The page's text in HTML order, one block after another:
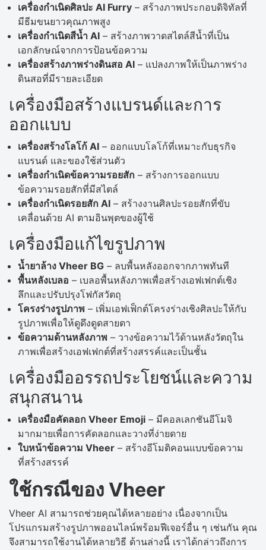
เครื่องกำเนิดศิลปะ AI Furry – สร้างภาพประกอบดิจิทัลที่
มีธีมขนยาวคุณภาพสูง
เครื่องกำเนิดสีน้ำ AI – สร้างภาพวาดสไตล์สีน้ำที่เป็น
เอกลักษณ์จากการป้อนข้อความ
เครื่องสร้างภาพร่างดินสอ AI – แปลงภาพให้เป็นภาพร่าง
ดินสอที่มีรายละเอียด
เครื่องมือสร้างแบรนด์และการ
ออกแบบ
เครื่องสร้างโลโก้ AI – ออกแบบโลโก้ที่เหมาะกับธุรกิจ
แบรนด์ และของใช้ส่วนตัว
เครื่องกำเนิดข้อความรอยสัก – สร้างการออกแบบ
ข้อความรอยสักที่มีสไตล์
เครื่องกำเนิดรอยสัก AI – สร้างงานศิลปะรอยสักที่ขับ
เคลื่อนด้วย AI ตามอินพุตของผู้ใช้
เครื่องมือแก้ไขรูปภาพ
น้ำยาล้าง Vheer BG – ลบพื้นหลังออกจากภาพทันที
พื้นหลังเบลอ – เบลอพื้นหลังภาพเพื่อสร้างเอฟเฟกต์เชิง
ลึกและปรับปรุงโฟกัสวัตถุ
โครงร่างรูปภาพ – เพิ่มเอฟเฟ็กต์โครงร่างเชิงศิลปะให้กับ
รูปภาพเพื่อให้ดูดึงดูดสายตา
ข้อความด้านหลังภาพ – วางข้อความไว้ด้านหลังวัตถุใน
ภาพเพื่อสร้างเอฟเฟกต์ที่สร้างสรรค์และเป็นชั้น
เครื่องมืออรรถประโยชน์และความ
สนุกสนาน
เครื่องมือคัดลอก Vheer Emoji – มีคอลเลกชันอีโมจิ
มากมายเพื่อการคัดลอกและวางที่ง่ายดาย
ใบหน้าข้อความ Vheer – สร้างอีโมติคอนแบบข้อความ
ที่สร้างสรรค์
ใช้กรณีของ Vheer
Vheer AI สามารถช่วยคุณได้หลายอย่าง เนื่องจากเป็น
โปรแกรมสร้างรูปภาพออนไลน์พร้อมฟีเจอร์อื่น ๆ เช่นกัน คุณ
จึงสามารถใช้งานได้หลายวิธี ด้านล่างนี้ เราได้กล่าวถึงการ